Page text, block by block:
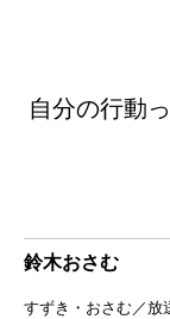
自分の行動
鈴木おさむ
すずき・おさむ／放